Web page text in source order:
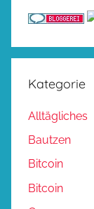
Kategorie
Alltägliches
Bautzen
Bitcoin
Bitcoin